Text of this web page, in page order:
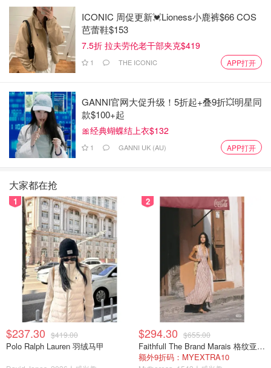
❤️推荐钱姐的财务视频，各种401k，ira账户。 宏观经济有
ICONIC 周促更新💓Lioness小鹿裤$66 COS
芭蕾鞋$153
7.5折 拉夫劳伦老干部夹克$419
1 THE ICONIC APP打开
GANNI官网大促升级！5折起+叠9折💥明星同
款$100+起
🎀经典蝴蝶结上衣$132
1 GANNI UK (AU) APP打开
大家都在抢
1
$237.30 $419.00
Polo Ralph Lauren 羽绒马甲
2
$294.30 $655.00
Faithfull The Brand Marais 格纹亚麻吊带中长连衣裙
额外9折码：MYEXTRA10